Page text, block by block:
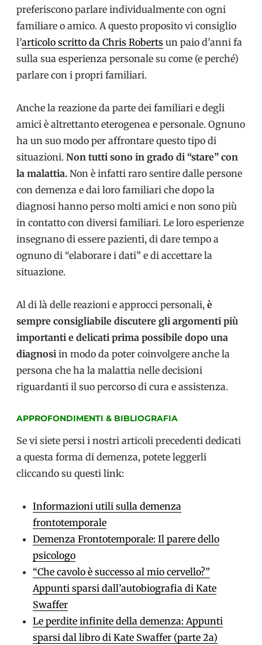
preferiscono parlare individualmente con ogni
familiare o amico. A questo proposito vi consiglio
l’articolo scritto da Chris Roberts un paio d’anni fa
sulla sua esperienza personale su come (e perché)
parlare con i propri familiari.
Anche la reazione da parte dei familiari e degli
amici è altrettanto eterogenea e personale. Ognuno
ha un suo modo per affrontare questo tipo di
situazioni. Non tutti sono in grado di “stare” con
la malattia. Non è infatti raro sentire dalle persone
con demenza e dai loro familiari che dopo la
diagnosi hanno perso molti amici e non sono più
in contatto con diversi familiari. Le loro esperienze
insegnano di essere pazienti, di dare tempo a
ognuno di “elaborare i dati” e di accettare la
situazione.
Al di là delle reazioni e approcci personali, è
sempre consigliabile discutere gli argomenti più
importanti e delicati prima possibile dopo una
diagnosi in modo da poter coinvolgere anche la
persona che ha la malattia nelle decisioni
riguardanti il suo percorso di cura e assistenza.
APPROFONDIMENTI & BIBLIOGRAFIA
Se vi siete persi i nostri articoli precedenti dedicati
a questa forma di demenza, potete leggerli
cliccando su questi link:
Informazioni utili sulla demenza
frontotemporale
Demenza Frontotemporale: Il parere dello
psicologo
“Che cavolo è successo al mio cervello?”
Appunti sparsi dall’autobiografia di Kate
Swaffer
Le perdite infinite della demenza: Appunti
sparsi dal libro di Kate Swaffer (parte 2a)